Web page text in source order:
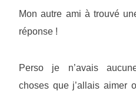
Mon autre ami à trouvé
réponse !
Perso je n’avais
choses que j’allais aimer